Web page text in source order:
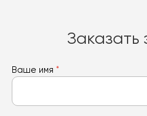
Заказать
Ваше имя *